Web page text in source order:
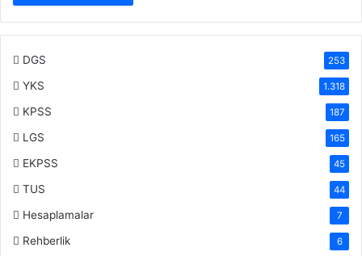
DGS 253
YKS 1.318
KPSS 187
LGS 165
EKPSS 45
TUS 44
Hesaplamalar 7
Rehberlik 6